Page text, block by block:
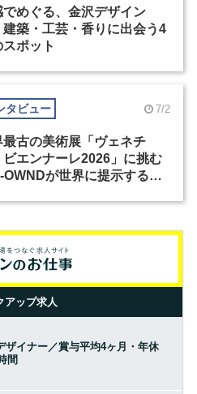
でめぐる、金沢デザイン
建築・工芸・香りに出会う4
ポット
タビュー 7/2
最古の美術展「ヴェネチ
ビエンナーレ2026」に挑む
が世界に提示する美
アップ求人
ザイナー／賞与平均4ヶ月・年休
間